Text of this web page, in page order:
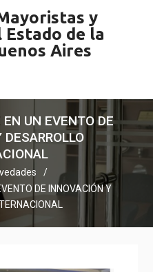
y
Estado de la
Aires
UN EVENTO DE
DE INNOVACIÓN Y